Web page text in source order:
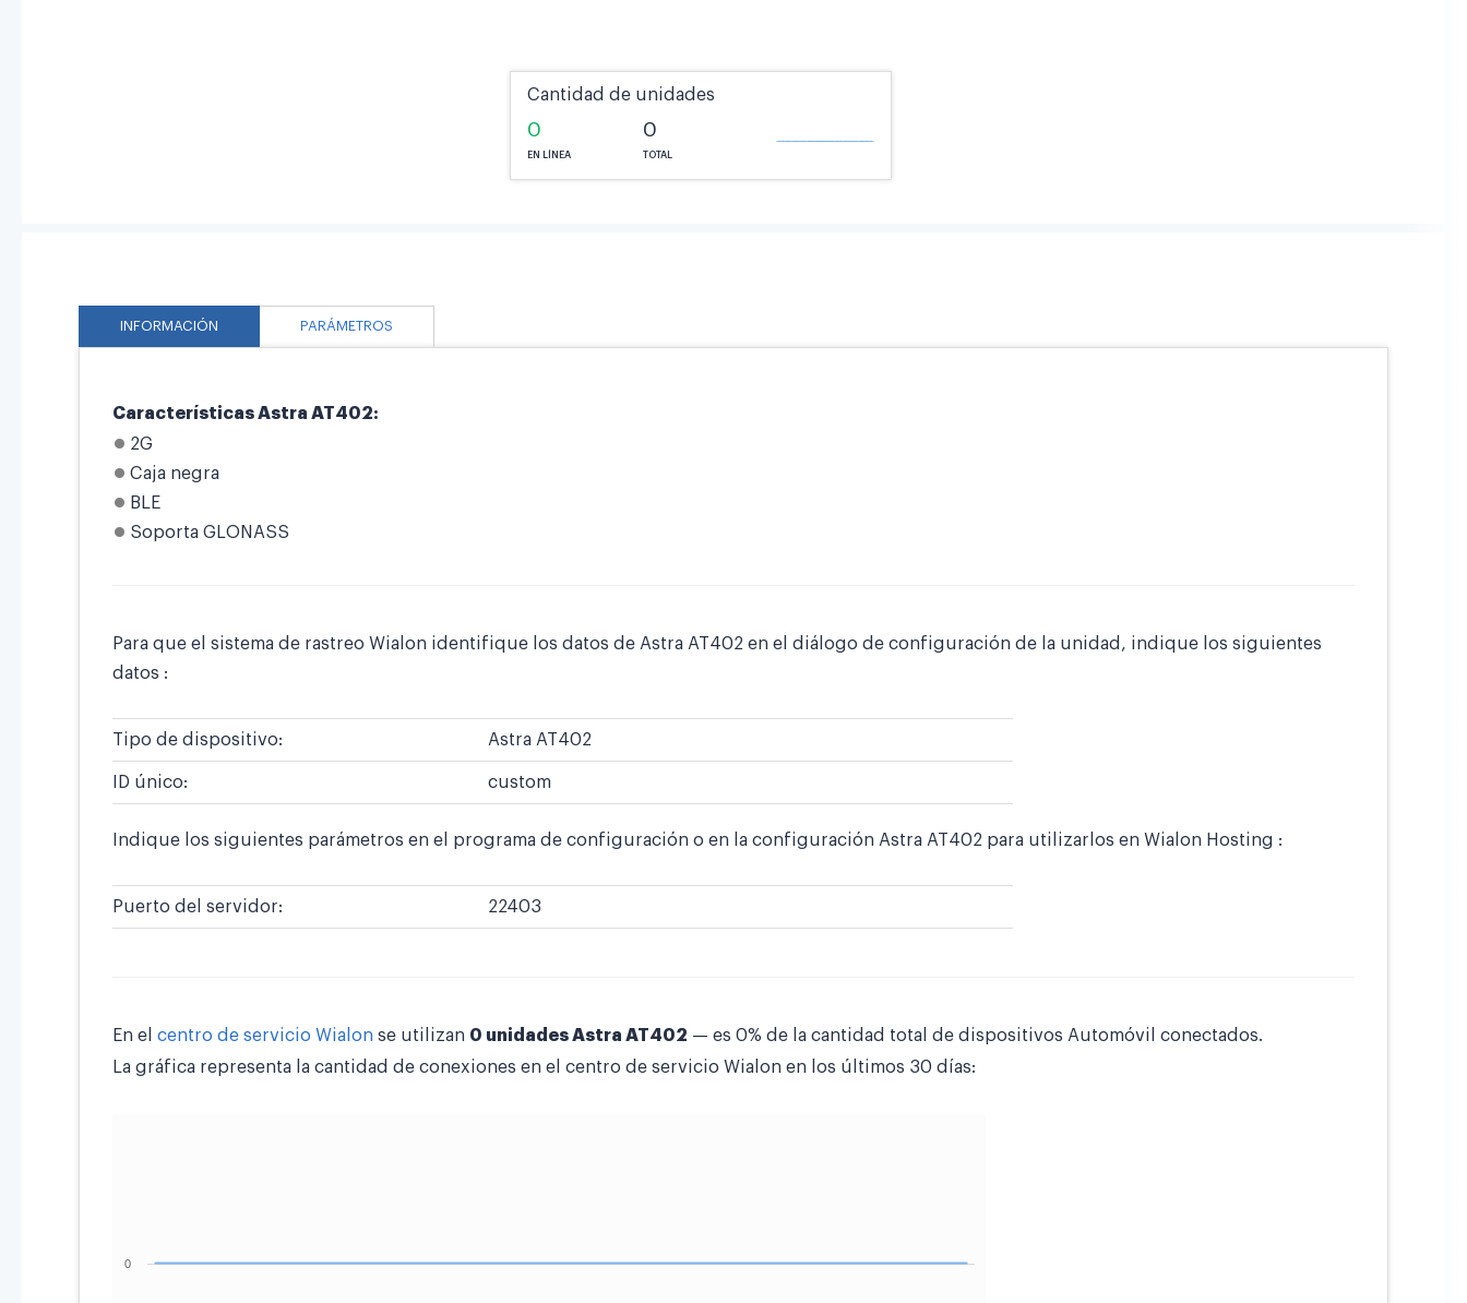
Cantidad de unidades
0
EN LÍNEA
0
TOTAL
INFORMACIÓN PARÁMETROS
Características Astra AT402:
2G
Caja negra
BLE
Soporta GLONASS
Para que el sistema de rastreo Wialon identifique los datos de Astra AT402 en el diálogo de configuración de la unidad, indique los siguientes
datos :
Tipo de dispositivo: Astra AT402
ID único: custom
Indique los siguientes parámetros en el programa de configuración o en la configuración Astra AT402 para utilizarlos en Wialon Hosting :
Puerto del servidor: 22403
En el centro de servicio Wialon se utilizan 0 unidades Astra AT402 — es 0% de la cantidad total de dispositivos Automóvil conectados.
La gráfica representa la cantidad de conexiones en el centro de servicio Wialon en los últimos 30 días: